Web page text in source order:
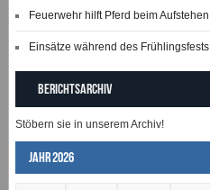
Feuerwehr hilft Pferd beim Aufstehen
Einsätze während des Frühlingsfests
Berichtsarchiv
Stöbern sie in unserem Archiv!
Jahr 2026